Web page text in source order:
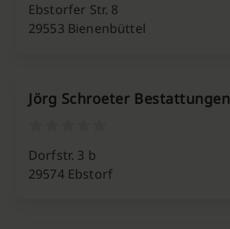
Ebstorfer Str. 8
29553 Bienenbüttel
Jörg Schroeter Bestattungen
Dorfstr. 3 b
29574 Ebstorf